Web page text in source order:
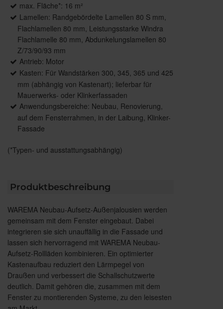
max. Fläche*: 16 m²
Lamellen: Randgebördelte Lamellen 80 S mm,
Flachlamellen 80 mm, Leistungsstarke Windra
Flachlamelle 80 mm, Abdunkelungslamellen 80
Z/73/90/93 mm
Antrieb: Motor
Kasten: Für Wandstärken 300, 345, 365 und 425
mm (abhängig von Kastenart); lieferbar für
Mauerwerks- oder Klinkerfassaden
Anwendungsbereiche: Neubau, Renovierung,
auf dem Fensterrahmen, in der Laibung, Klinker-
Fassade
(*Typen- und ausstattungsabhängig)
Produktbeschreibung
WAREMA Neubau-Aufsetz-Außenjalousien werden
gemeinsam mit dem Fenster eingebaut. Dabei
integrieren sie sich unauffällig in die Fassade und
lassen sich hervorragend mit WAREMA Neubau-
Aufsetz-Rollläden kombinieren. Ein optimierter
Kastenaufbau reduziert den Lärmpegel von
Draußen und verbessert die Schallschutzwerte
deutlich. Damit gehören die, zusammen mit dem
Fenster zu montierenden Systeme, zu den leisesten